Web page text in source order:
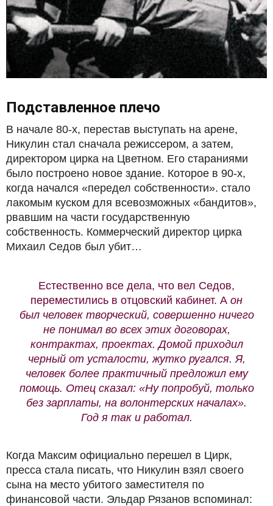
Подставленное плечо
В начале 80-х, перестав выступать на арене,
Никулин стал сначала режиссером, а затем,
директором цирка на Цветном. Его стараниями
было построено новое здание. Которое в 90-х,
когда начался «передел собственности». стало
лакомым куском для всевозможных «бандитов»,
рвавшим на части государственную
собственность. Коммерческий директор цирка
Михаил Седов был убит…
Естественно все дела, что вел Седов,
переместились в отцовский кабинет. А он
был человек творческий, совершенно ничего
не понимал во всех этих договорах,
контрактах, проектах. Домой приходил
черный от усталости, жутко ругался. Я,
человек более практичный предложил ему
помощь. Отец сказал: «Ну попробуй, только
без зарплаты, на волонтерских началах».
Год я так и работал.
Когда Максим официально перешел в Цирк,
пресса стала писать, что Никулин взял своего
сына на место убитого заместителя по
финансовой части. Эльдар Рязанов вспоминал: